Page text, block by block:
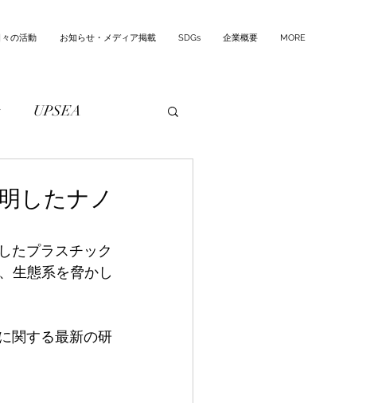
々の活動 お知らせ・メディア掲載 SDGs 企業概要 MORE
UPSEA
したナノ
たプラスチック
生態系を脅かし
関する最新の研